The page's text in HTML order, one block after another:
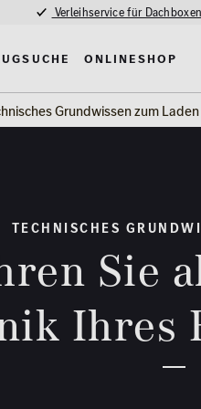
Verleihservice für Dachboxen
Onlineshop
Grundwissen zum Laden
TECHNISCHES
Sie
Ihres